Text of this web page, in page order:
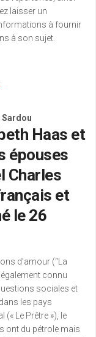
laisser un
à fournir
à son sujet.
Sardou
Haas et
épouses
Charles
et
le 26
d’amour (“La
également connu
sociales et
les pays
Le Prêtre »), le
ont du pétrole mais